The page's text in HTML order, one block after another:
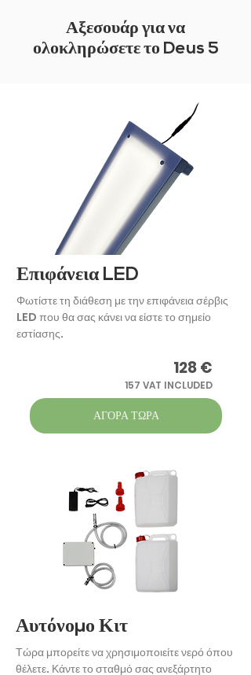
Αξεσουάρ για να
ολοκληρώσετε το Deus 5
Επιφάνεια LED
Φωτίστε τη διάθεση με την επιφάνεια σέρβις
LED που θα σας κάνει να είστε το σημείο
εστίασης.
128 €
157 VAT INCLUDED
ΑΓΟΡΑ ΤΩΡΑ
Αυτόνομο Κιτ
Τώρα μπορείτε να χρησιμοποιείτε νερό όπου
θέλετε. Κάντε το σταθμό σας ανεξάρτητο